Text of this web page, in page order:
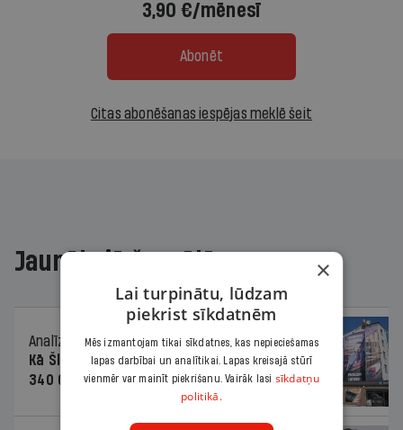
3,90 €/mēnesī
Abonēt
Citas abonēšanas iespējas meklē šeit
Jaunākajā žurnālā
Analīze
06.08.2026.
Kā Šlesera partija palika nesodīta par
340 000 vērtu reklāmas kampaņu
×
Lai turpinātu, lūdzam
piekrist sīkdatnēm
Mēs izmantojam tikai sīkdatnes, kas nepieciešamas
lapas darbībai un analītikai. Lapas kreisajā stūrī
vienmēr var mainīt piekrišanu. Vairāk lasi sīkdatņu
politikā.